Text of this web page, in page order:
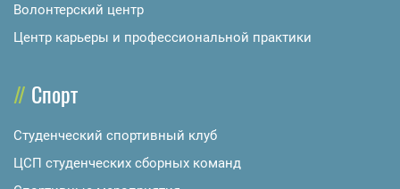
Волонтерский центр
Центр карьеры и профессиональной практики
Спорт
Студенческий спортивный клуб
ЦСП студенческих сборных команд